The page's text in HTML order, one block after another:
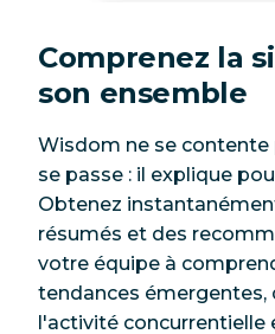
Comprenez la
son ensemble
Wisdom ne se contente
se passe : il explique
Obtenez
résumés et des
votre équipe à
tendances émergentes,
l'activité concurrentielle